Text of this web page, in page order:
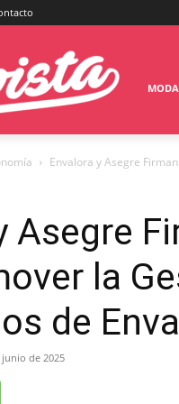
MODA
Envalora y Asegre
Asegre
la
de
junio de 2025